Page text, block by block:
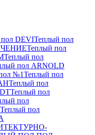
DEVIТеплый пол
Теплый пол
Теплый пол
пол ARNOLD
№1Теплый пол
Теплый пол
Теплый пол
пол
Теплый пол